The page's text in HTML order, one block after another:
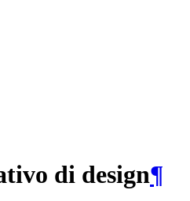
di design¶